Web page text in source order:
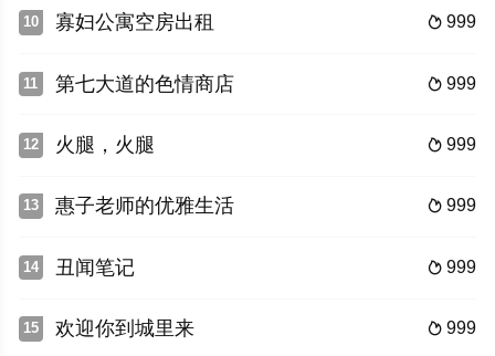
10  999
寡妇公寓空房出租
11  999
第七大道的色情商店
12  999
火腿，火腿
13  999
惠子老师的优雅生活
14  999
丑闻笔记
15  999
欢迎你到城里来